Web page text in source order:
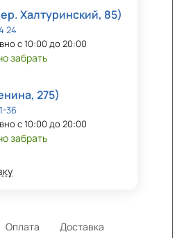
Халтуринский, 85)
24
с 10:00 до 20:00
забрать
275)
36
с 10:00 до 20:00
забрать
Оплата Доставка